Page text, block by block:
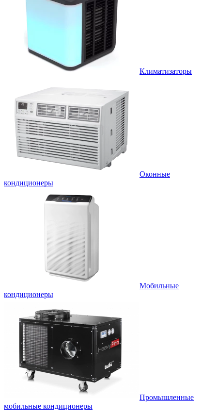
Климатизаторы
Оконные
кондиционеры
Мобильные
кондиционеры
Промышленные
мобильные кондиционеры